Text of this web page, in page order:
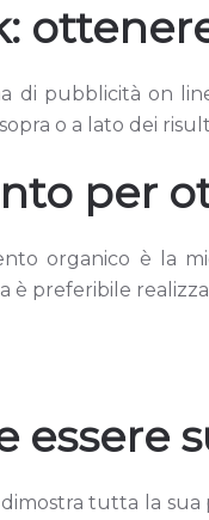
di pubblicità on
o a lato dei
per
organico è la
è preferibile
essere
tutta la